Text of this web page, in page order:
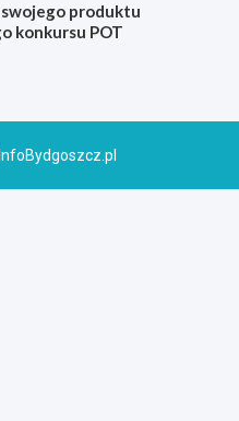
swojego produktu
konkursu POT
InfoBydgoszcz.pl